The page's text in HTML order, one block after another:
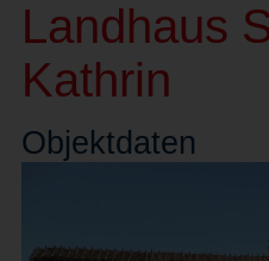
Landhaus
Kathrin
Objektdaten